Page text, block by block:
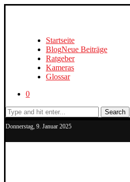
Startseite
BlogNeue Beiträge
Ratgeber
Kameras
Glossar
0
Search
Donnerstag, 9. Januar 2025